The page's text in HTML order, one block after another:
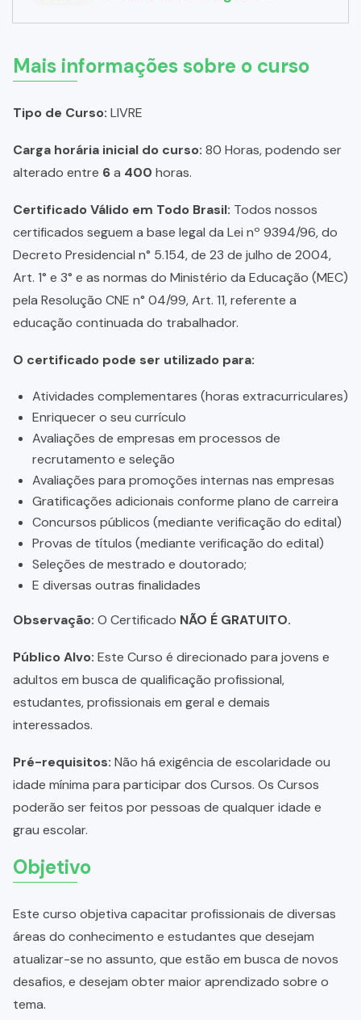
Mais informações sobre o curso
Tipo de Curso: LIVRE
Carga horária inicial do curso: 80 Horas, podendo ser
alterado entre 6a 400 horas.
Certificado Válido em Todo Brasil: Todos nossos
certificados seguem a base legal da Lei nº 9394/96, do
Decreto Presidencial n° 5.154, de 23 de julho de 2004,
Art. 1° e 3° e as normas do Ministério da Educação (MEC)
pela Resolução CNE n° 04/99, Art. 11, referente a
educação continuada do trabalhador.
O certificado pode ser utilizado para:
Atividades complementares (horas extracurriculares)
Enriquecer o seu currículo
Avaliações de empresas em processos de
recrutamento e seleção
Avaliações para promoções internas nas empresas
Gratificações adicionais conforme plano de carreira
Concursos públicos (mediante verificação do edital)
Provas de títulos (mediante verificação do edital)
Seleções de mestrado e doutorado;
E diversas outras finalidades
Observação: O Certificado NÃO É GRATUITO.
Público Alvo: Este Curso é direcionado para jovens e
adultos em busca de qualificação profissional,
estudantes, profissionais em geral e demais
interessados.
Pré-requisitos: Não há exigência de escolaridade ou
idade mínima para participar dos Cursos. Os Cursos
poderão ser feitos por pessoas de qualquer idade e
grau escolar.
Objetivo
Este curso objetiva capacitar profissionais de diversas
áreas do conhecimento e estudantes que desejam
atualizar-se no assunto, que estão em busca de novos
desafios, e desejam obter maior aprendizado sobre o
tema.